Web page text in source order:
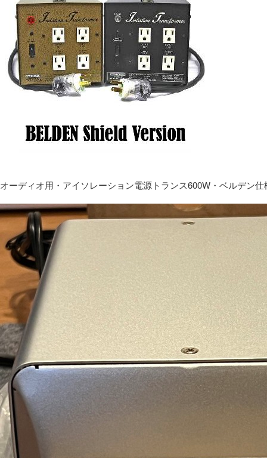
オーディオ用・アイソレーション電源トランス600W・ベルデン仕